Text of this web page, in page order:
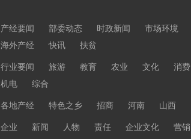
产经要闻 部委动态 时政新闻 市场环境
海外产经
快讯 扶贫
行业要闻 旅游 教育 农业 文化 消费
机电
综合
各地产经 特色之乡 招商 河南 山西
企业 新闻 人物 责任 企业文化 营销